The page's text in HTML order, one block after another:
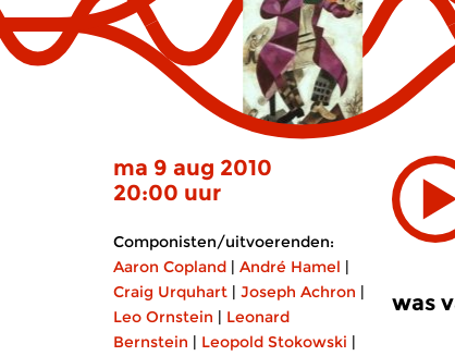
ma 9 aug 2010
20:00 uur
Componisten/uitvoerenden:
Aaron Copland | André Hamel |
Craig Urquhart | Joseph Achron |
Leo Ornstein | Leonard
Bernstein | Leopold Stokowski |
was